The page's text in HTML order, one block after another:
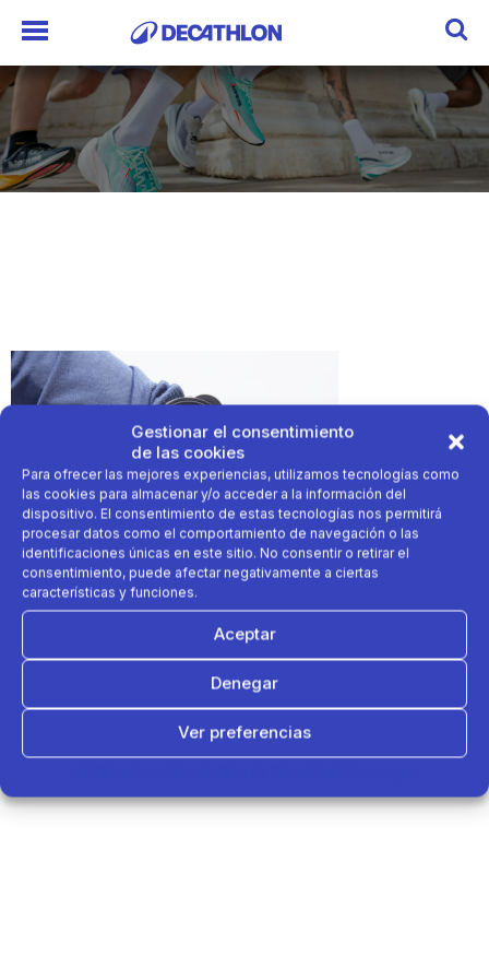
Gestionar el consentimiento
de las cookies
Para ofrecer las mejores experiencias, utilizamos tecnologías como
las cookies para almacenar y/o acceder a la información del
dispositivo. El consentimiento de estas tecnologías nos permitirá
procesar datos como el comportamiento de navegación o las
identificaciones únicas en este sitio. No consentir o retirar el
consentimiento, puede afectar negativamente a ciertas
características y funciones.
Aceptar
Denegar
Ver preferencias